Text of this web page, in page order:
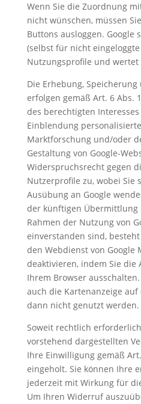
Wenn Sie die Zuordnung
nicht wünschen, müssen
Buttons ausloggen. Google
(selbst für nicht
Nutzungsprofile und wertet
Die Erhebung,
erfolgen gemäß Art. 6 Abs.
des berechtigten
Einblendung
Marktforschung und/oder
Gestaltung von Google-
Widerspruchsrecht gegen
Nutzerprofile zu, wobei Sie
Ausübung an Google
der künftigen Übermittlung
Rahmen der Nutzung von
einverstanden sind,
den Webdienst von Google
deaktivieren, indem Sie die
Ihrem Browser
auch die Kartenanzeige
dann nicht genutzt werden.
Soweit rechtlich
vorstehend dargestellten
Ihre Einwilligung gemäß
eingeholt. Sie können Ihre
jederzeit mit Wirkung für
Um Ihren Widerruf